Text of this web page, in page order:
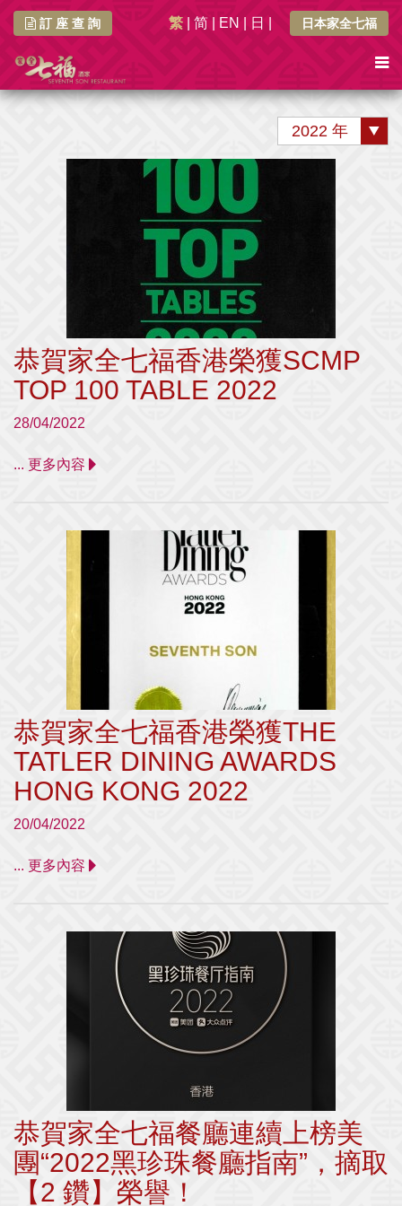
日本家全七福
繁 简 EN 日
訂 座 查 詢
2022 年
恭賀家全七福香港榮獲SCMP
TOP 100 TABLE 2022
28/04/2022
... 更多內容
恭賀家全七福香港榮獲THE
TATLER DINING AWARDS
HONG KONG 2022
20/04/2022
... 更多內容
恭賀家全七福餐廳連續上榜美
團“2022黑珍珠餐廳指南”，摘取
【2 鑽】榮譽！